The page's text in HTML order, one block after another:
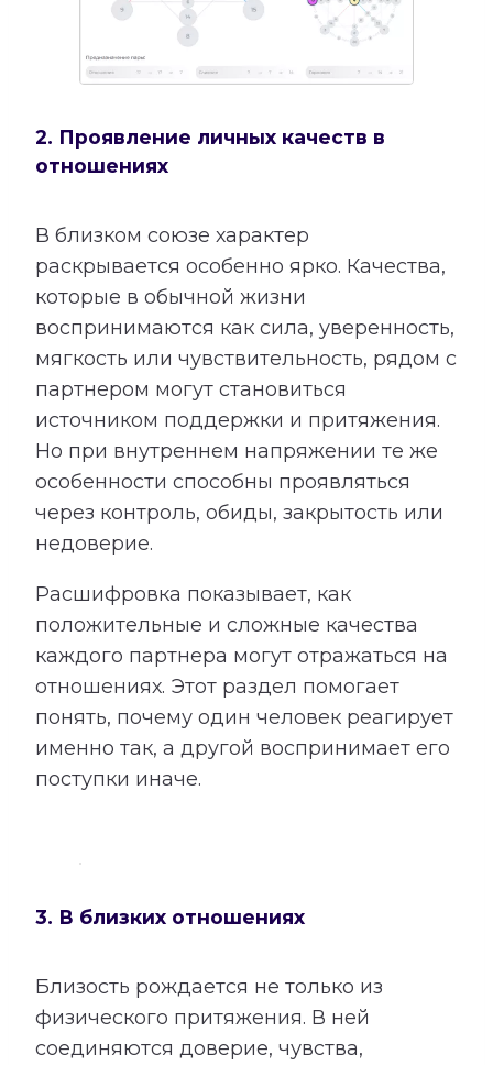
2. Проявление личных качеств в
отношениях
В близком союзе характер
раскрывается особенно ярко. Качества,
которые в обычной жизни
воспринимаются как сила, уверенность,
мягкость или чувствительность, рядом с
партнером могут становиться
источником поддержки и притяжения.
Но при внутреннем напряжении те же
особенности способны проявляться
через контроль, обиды, закрытость или
недоверие.
Расшифровка показывает, как
положительные и сложные качества
каждого партнера могут отражаться на
отношениях. Этот раздел помогает
понять, почему один человек реагирует
именно так, а другой воспринимает его
поступки иначе.
3. В близких отношениях
Близость рождается не только из
физического притяжения. В ней
соединяются доверие, чувства,